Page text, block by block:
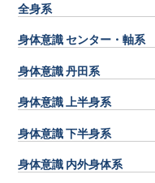
全身系
身体意識 センター・軸系
身体意識 丹田系
身体意識 上半身系
身体意識 下半身系
身体意識 内外身体系